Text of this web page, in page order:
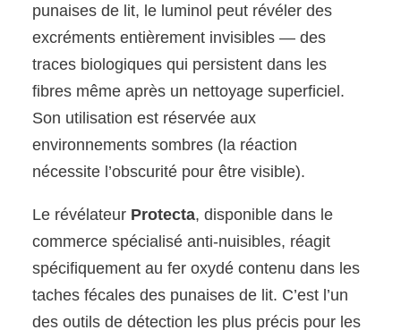
punaises de lit, le luminol peut révéler des
excréments entièrement invisibles — des
traces biologiques qui persistent dans les
fibres même après un nettoyage superficiel.
Son utilisation est réservée aux
environnements sombres (la réaction
nécessite l’obscurité pour être visible).
Le révélateur Protecta, disponible dans le
commerce spécialisé anti-nuisibles, réagit
spécifiquement au fer oxydé contenu dans les
taches fécales des punaises de lit. C’est l’un
des outils de détection les plus précis pour les